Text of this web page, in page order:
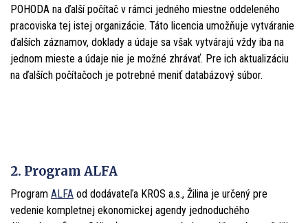
POHODA na ďalší počítač v rámci jedného miestne oddeleného
pracoviska tej istej organizácie. Táto licencia umožňuje vytváranie
ďalších záznamov, doklady a údaje sa však vytvárajú vždy iba na
jednom mieste a údaje nie je možné zhrávať. Pre ich aktualizáciu
na ďalších počítačoch je potrebné meniť databázový súbor.
2. Program ALFA
Program ALFA od dodávateľa KROS a.s., Žilina je určený pre
vedenie kompletnej ekonomickej agendy jednoduchého